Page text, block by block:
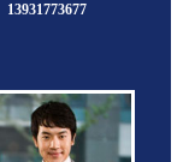
13931773677